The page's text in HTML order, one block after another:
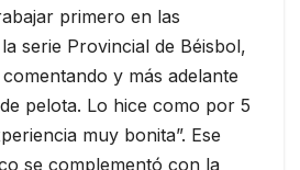
primero en las
serie Provincial de Béisbol,
y más adelante
pelota. Lo hice como por 5
muy bonita”. Ese
se complementó con la